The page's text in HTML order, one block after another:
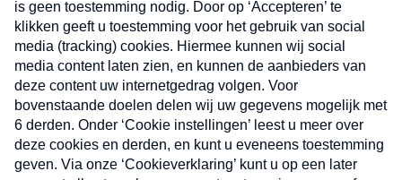
Nieuwsbrief